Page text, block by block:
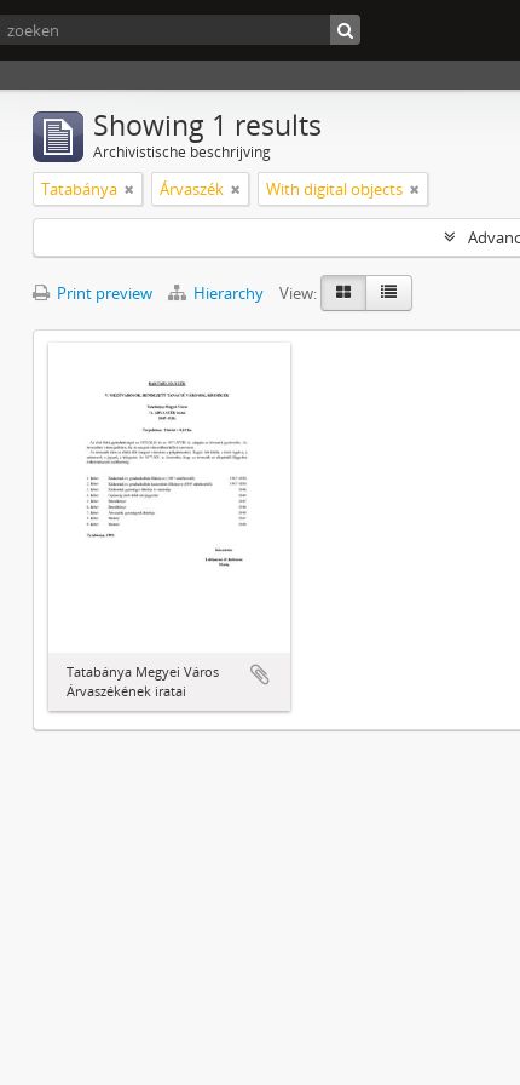
Showing 1 results
Archivistische beschrijving
Tatabánya Árvaszék With digital objects
Print preview Hierarchy View:
Tatabánya Megyei Város
Árvaszékének iratai